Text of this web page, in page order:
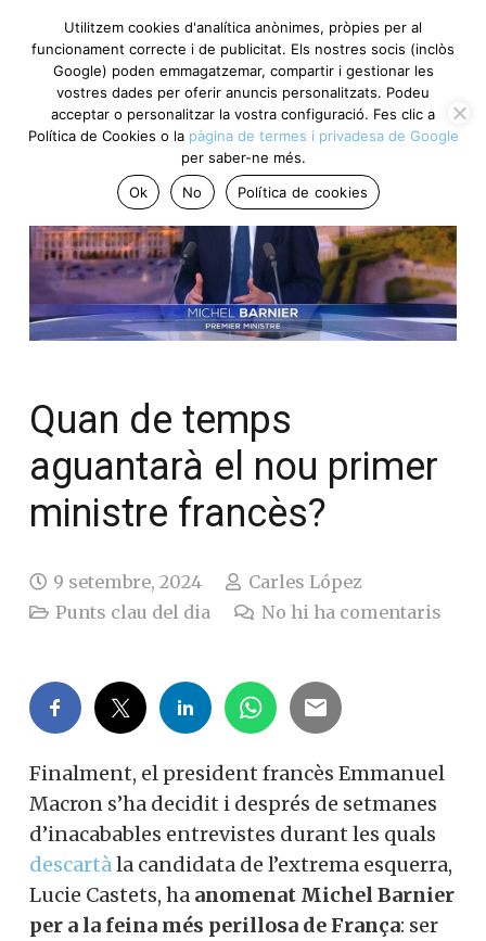
Quan de temps
aguantarà el nou primer
ministre francès?
9 setembre, 2024
Carles López
Punts clau del dia
No hi ha comentaris
Finalment, el president francès Emmanuel
Macron s’ha decidit i després de setmanes
d’inacabables entrevistes durant les quals
descartàla candidata de l’extrema esquerra,
Lucie Castets, ha anomenat Michel Barnier
per a la feina més perillosa de França: ser
Utilitzem cookies d'analítica anònimes, pròpies per al
funcionament correcte i de publicitat. Els nostres socis (inclòs
Google) poden emmagatzemar, compartir i gestionar les
vostres dades per oferir anuncis personalitzats. Podeu
acceptar o personalitzar la vostra configuració. Fes clic a
Política de Cookies o la pàgina de termes i privadesa de Google
per saber-ne més.
Ok
No Política de cookies